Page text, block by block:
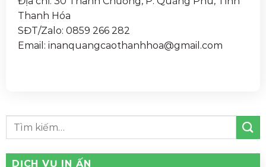
Thanh Hóa
SĐT/Zalo: 0859 266 282
Email: inanquangcaothanhhoa@gmail.com
DỊCH VỤ IN ẤN